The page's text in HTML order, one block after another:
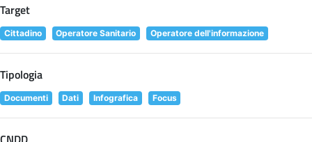
Target
Cittadino Operatore Sanitario Operatore dell'informazione
Tipologia
Documenti Dati Infografica Focus